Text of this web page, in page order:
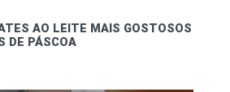
AO LEITE MAIS GOSTOSOS
DE PÁSCOA